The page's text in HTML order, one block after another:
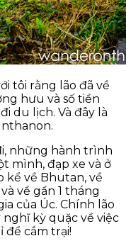
tôi rằng lão đã về
hưu và số tiền
du lịch. Và đây là
những hành trình
mình, đạp xe và ở
kể về Bhutan, về
về gần 1 tháng
của Úc. Chính lão
nghĩ kỳ quặc về việc
để cắm trại!